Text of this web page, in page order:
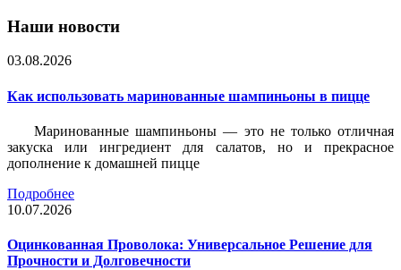
Наши новости
03.08.2026
Как использовать маринованные шампиньоны в пицце
Маринованные шампиньоны — это не только отличная
закуска или ингредиент для салатов, но и прекрасное
дополнение к домашней пицце
Подробнее
10.07.2026
Оцинкованная Проволока: Универсальное Решение для
Прочности и Долговечности